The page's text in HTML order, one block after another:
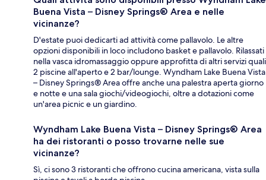
Buena Vista – Disney Springs® Area e nelle
vicinanze?
D'estate puoi dedicarti ad attività come pallavolo. Le altre
opzioni disponibili in loco includono basket e pallavolo. Rilassati
nella vasca idromassaggio oppure approfitta di altri servizi quali
2 piscine all'aperto e 2 bar/lounge. Wyndham Lake Buena Vista
– Disney Springs® Area offre anche una palestra aperta giorno
e notte e una sala giochi/videogiochi, oltre a dotazioni come
un'area picnic e un giardino.
Wyndham Lake Buena Vista – Disney Springs® Area
ha dei ristoranti o posso trovarne nelle sue
vicinanze?
Sì, ci sono 3 ristoranti che offrono cucina americana, vista sulla